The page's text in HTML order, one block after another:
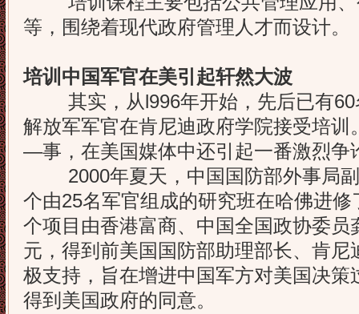
等，围绕着现代政府管理人才而设计。
培训中国军官在美引起轩然大波
其实，从l996年开始，先后已有60
解放军军官在肯尼迪政府学院接受培训
—事，在美国媒体中还引起一番激烈争
2000年夏天，中国国防部外事局副
个由25名军官组成的研究班在哈佛进
个项目由香港富商、中国全国政协委员
元，得到前美国国防部助理部长、肯
极支持，旨在增进中国军方对美国决策
得到美国政府的同意。